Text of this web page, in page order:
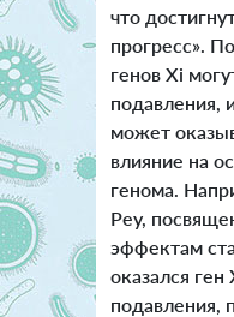
что
прогресс».
генов Xi
подавления,
может
влияние на
генома.
Реу,
эффектам
оказался
подавления,